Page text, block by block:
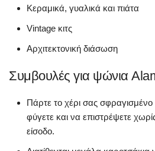
Κεραμικά, γυαλικά και πιάτα
Vintage κιτς
Αρχιτεκτονική διάσωση
Συμβουλές για ψώνια
Πάρτε το χέρι σας
φύγετε και να επιστρέψετε
είσοδο.